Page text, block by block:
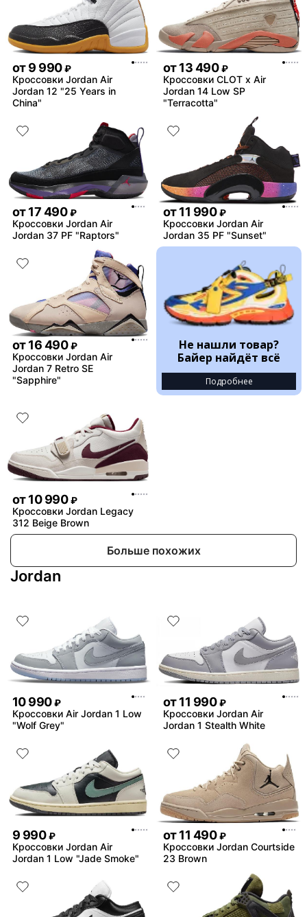
от9 990 ₽
Кроссовки Jordan Air
Jordan 12 "25 Years in
China"
от13 490 ₽
Кроссовки CLOT x Air
Jordan 14 Low SP
"Terracotta"
от17 490 ₽
Кроссовки Jordan Air
Jordan 37 PF "Raptors"
от11 990 ₽
Кроссовки Jordan Air
Jordan 35 PF "Sunset"
от16 490 ₽
Кроссовки Jordan Air
Jordan 7 Retro SE
"Sapphire"
Не нашли товар?
Байер найдёт всё
Подробнее
от10 990 ₽
Кроссовки Jordan Legacy
312 Beige Brown
Больше похожих
Jordan
10 990 ₽
Кроссовки Air Jordan 1 Low
"Wolf Grey"
от11 990 ₽
Кроссовки Jordan Air
Jordan 1 Stealth White
9 990 ₽
Кроссовки Jordan Air
Jordan 1 Low "Jade Smoke"
от11 490 ₽
Кроссовки Jordan Courtside
23 Brown